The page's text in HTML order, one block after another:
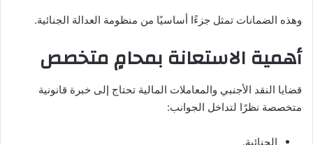
وهذه الضمانات تمثل جزءًا أساسيًا من منظومة العدالة الجنائية.
أهمية الاستعانة بمحامٍ متخصص
قضايا النقد الأجنبي والمعاملات المالية تحتاج إلى خبرة قانونية
متخصصة نظرًا لتداخل الجوانب:
الجنائية.